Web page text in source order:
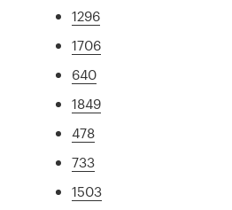
1296
1706
640
1849
478
733
1503